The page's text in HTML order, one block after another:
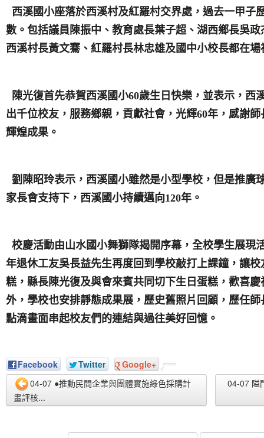
西溪國小座落於西溪村及紅羅村交界處，過去一甲子
數。包括議員陳振中、教育處長葉子超、湖西鄉長吳
西溪村長黃文騫、紅羅村長林忠雄及國中小校長都在場
陳光復首先恭賀西溪國小60歲生日快樂，並表示，西
出千位校友，服務鄉親，貢獻社會，光輝60年，感謝師
輝煌成果。
劉陳昭玲表示，西溪國小雖然是小型學校，但是推廣
家長會支持下，西溪國小持續邁向 120年。
校慶活動由山水國小舞獅隊揭開序幕，全校學生展現
年退休工友吳長益先生再度回到學校敲打上課鐘，讓
糕，縣長陳光復及與會來賓共同切下生日蛋糕，歡喜慶
外，學校也安排靜態成果展，歷史舊照片回顧，歷任
點滴畫面串起校友們的連結與過往美好回憶。
Facebook Twitter
Google+
04-07 ●推動民間企業與團體實施綠色採購計
畫評核...
04-07 隘